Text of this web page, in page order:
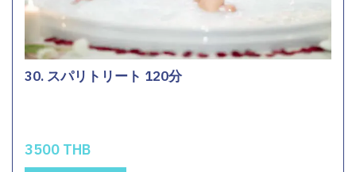
30. スパリトリート 120分
3500 THB